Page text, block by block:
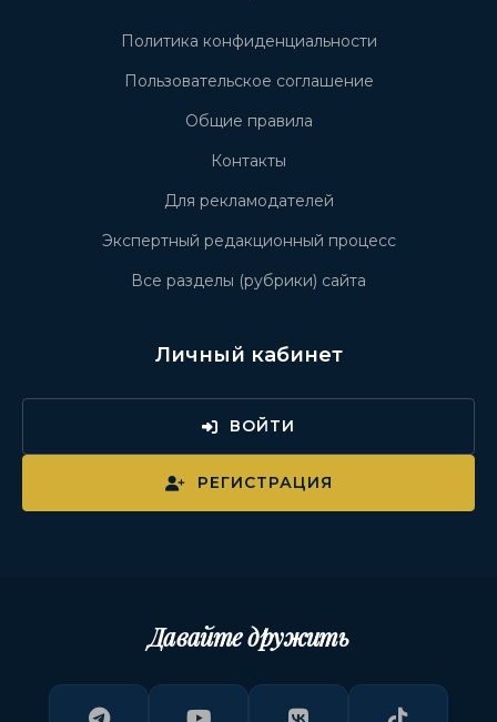
Политика конфиденциальности
Пользовательское соглашение
Общие правила
Контакты
Для рекламодателей
Экспертный редакционный процесс
Все разделы (рубрики) сайта
Личный кабинет
ВОЙТИ
РЕГИСТРАЦИЯ
Давайте дружить